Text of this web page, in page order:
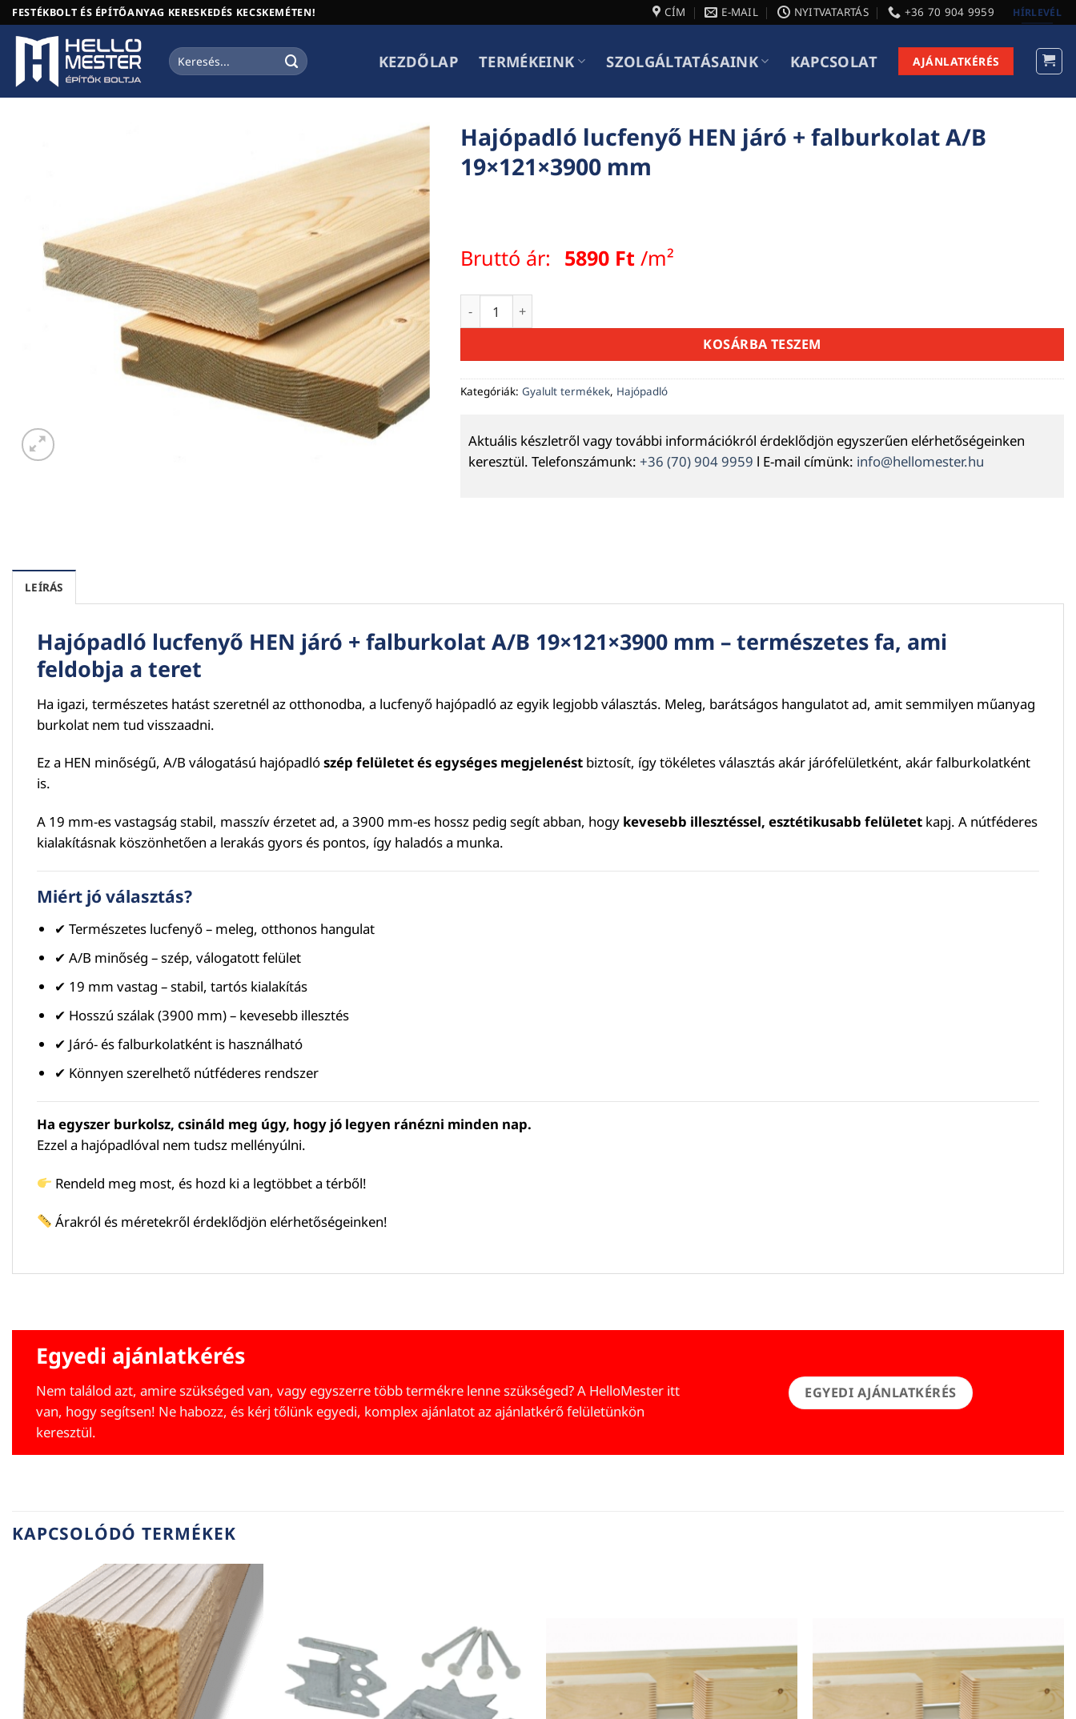
Skip
to
content
FESTÉKBOLT ÉS ÉPÍTŐANYAG KERESKEDÉS KECSKEMÉTEN! CÍM E-MAIL NYITVATARTÁS +36 70 904 9959 HÍRLEVÉL
Keresés
a
KEZDŐLAP TERMÉKEINK SZOLGÁLTATÁSAINK KAPCSOLAT AJÁNLATKÉRÉS
Hajópadló lucfenyő HEN járó + falburkolat A/B
19×121×3900 mm
Bruttó ár: 5890 Ft /m²
Hajópadló lucfenyő HEN járó + falburkolat A/B 19×121×3900 mm mennyiség
KOSÁRBA TESZEM
Kategóriák: Gyalult termékek, Hajópadló
Aktuális készletről vagy további információkról érdeklődjön egyszerűen elérhetőségeinken
keresztül. Telefonszámunk: +36 (70) 904 9959 l E-mail címünk: info@hellomester.hu
LEÍRÁS
Hajópadló lucfenyő HEN járó + falburkolat A/B 19×121×3900 mm – természetes fa, ami
feldobja a teret
Ha igazi, természetes hatást szeretnél az otthonodba, a lucfenyő hajópadló az egyik legjobb választás. Meleg, barátságos hangulatot ad, amit semmilyen műanyag
burkolat nem tud visszaadni.
Ez a HEN minőségű, A/B válogatású hajópadlószép felületet és egységes megjelenést biztosít, így tökéletes választás akár járófelületként, akár falburkolatként
is.
A 19 mm-es vastagság stabil, masszív érzetet ad, a 3900 mm-es hossz pedig segít abban, hogy kevesebb illesztéssel, esztétikusabb felületet kapj. A nútféderes
kialakításnak köszönhetően a lerakás gyors és pontos, így haladós a munka.
Miért jó választás?
✔ Természetes lucfenyő – meleg, otthonos hangulat
✔ A/B minőség – szép, válogatott felület
✔ 19 mm vastag – stabil, tartós kialakítás
✔ Hosszú szálak (3900 mm) – kevesebb illesztés
✔ Járó- és falburkolatként is használható
✔ Könnyen szerelhető nútféderes rendszer
Ha egyszer burkolsz, csináld meg úgy, hogy jó legyen ránézni minden nap.
Ezzel a hajópadlóval nem tudsz mellényúlni.
Rendeld meg most, és hozd ki a legtöbbet a térből!
Árakról és méretekről érdeklődjön elérhetőségeinken!
Egyedi ajánlatkérés
Nem találod azt, amire szükséged van, vagy egyszerre több termékre lenne szükséged? A HelloMester itt
van, hogy segítsen! Ne habozz, és kérj tőlünk egyedi, komplex ajánlatot az ajánlatkérő felületünkön
keresztül.
EGYEDI AJÁNLATKÉRÉS
KAPCSOLÓDÓ TERMÉKEK